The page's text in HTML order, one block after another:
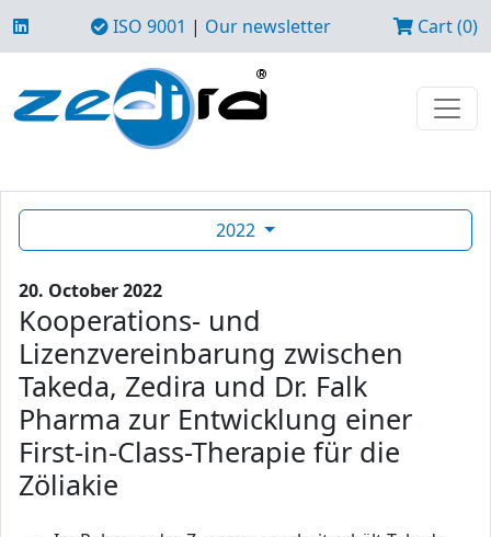
ISO 9001 | Our newsletter Cart (0)
2022
20. October 2022
Kooperations- und
Lizenzvereinbarung zwischen
Takeda, Zedira und Dr. Falk
Pharma zur Entwicklung einer
First-in-Class-Therapie für die
Zöliakie